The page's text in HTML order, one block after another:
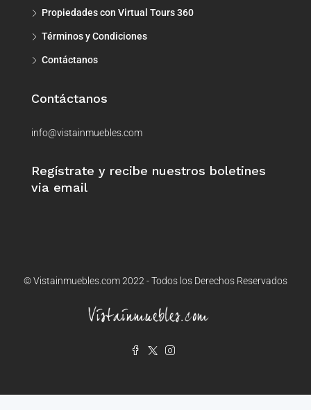
Propiedades con Virtual Tours 360
Términos y Condiciones
Contáctanos
Contáctanos
info@vistainmuebles.com
Regístrate y recibe nuestros boletines
via email
© Vistainmuebles.com 2022 - Todos los Derechos Reservados